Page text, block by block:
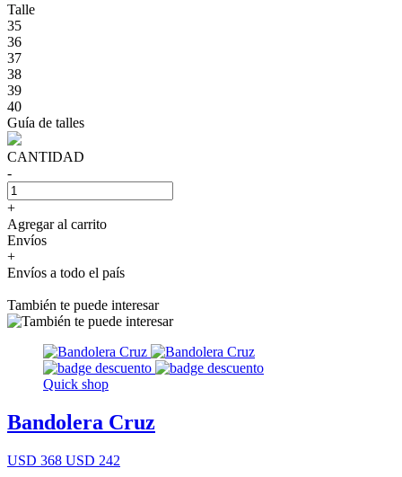
Talle
35
36
37
38
39
40
Guía de talles
CANTIDAD
-
+
Agregar al carrito
Envíos
+
Envíos a todo el país
También te puede interesar
Quick shop
Bandolera Cruz
USD 368 USD 242